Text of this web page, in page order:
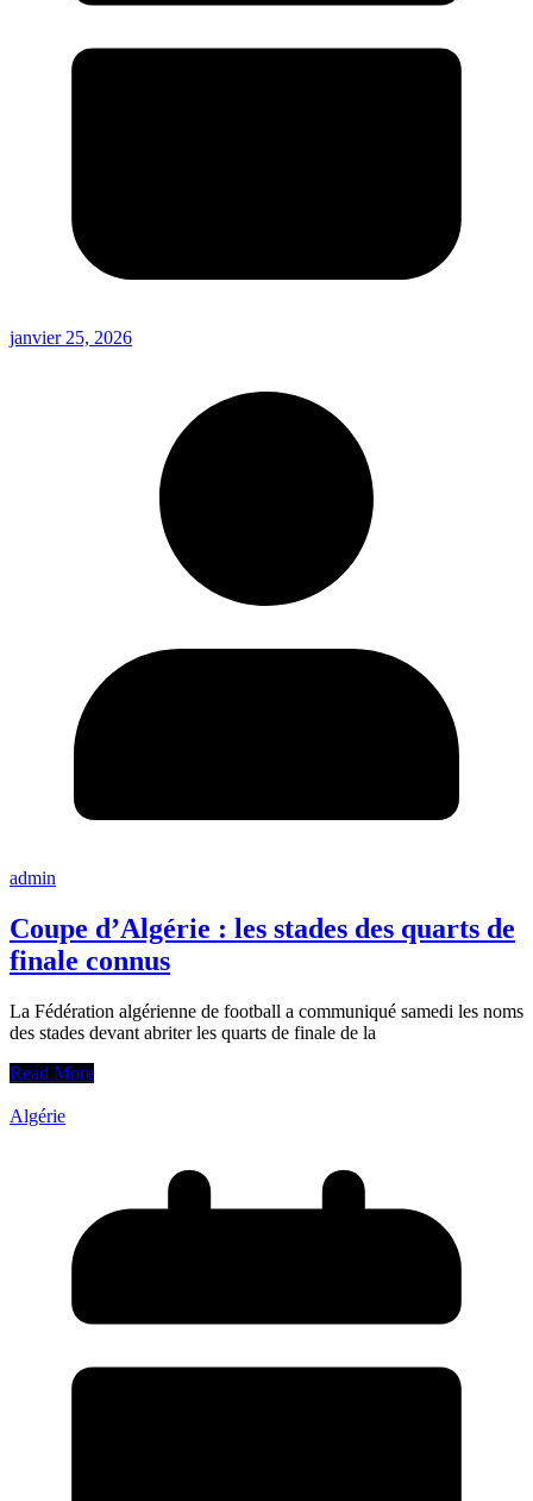
janvier 25, 2026
admin
Coupe d’Algérie : les stades des quarts de
finale connus
La Fédération algérienne de football a communiqué samedi les noms
des stades devant abriter les quarts de finale de la
Read More
Algérie